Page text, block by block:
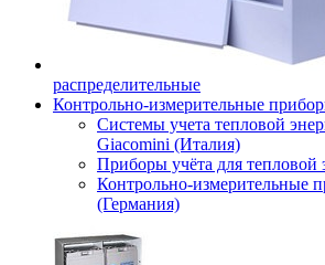
распределительные
Контрольно-измерительные
Системы учета тепловой
Giacomini (Италия)
Приборы учёта для тепловой
Контрольно-измерительные
(Германия)